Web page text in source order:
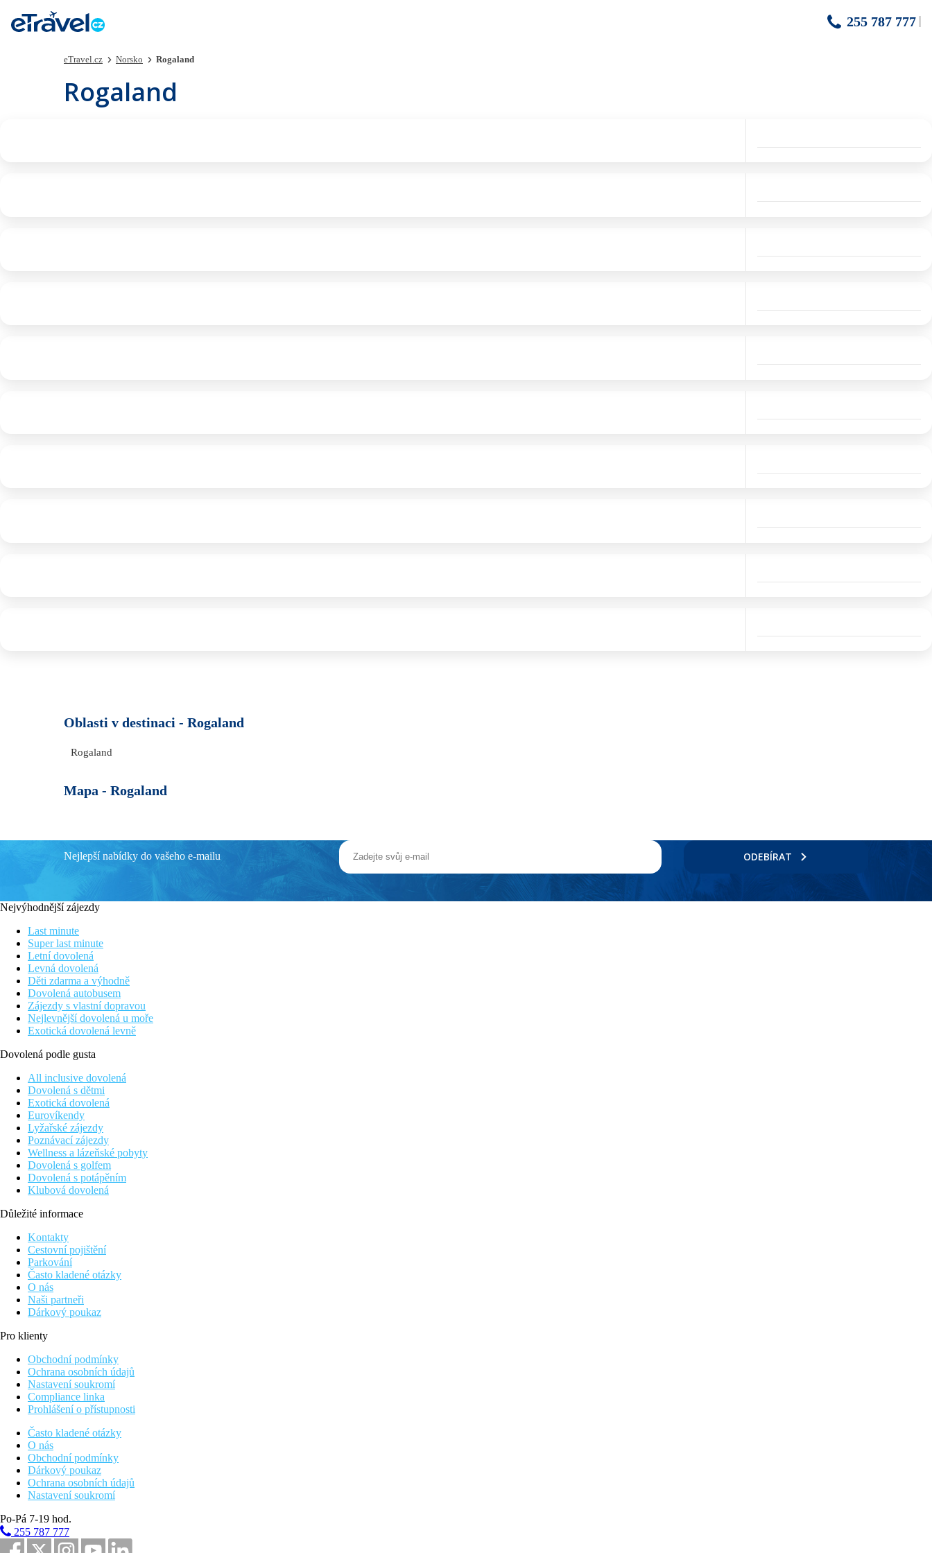
255 787 777
eTravel.cz Norsko Rogaland
Rogaland
Oblasti v destinaci - Rogaland
Rogaland
Mapa - Rogaland
Nejlepší nabídky do vašeho e-mailu ODEBÍRAT
Nejvýhodnější zájezdy
Last minute
Super last minute
Letní dovolená
Levná dovolená
Děti zdarma a výhodně
Dovolená autobusem
Zájezdy s vlastní dopravou
Nejlevnější dovolená u moře
Exotická dovolená levně
Dovolená podle gusta
All inclusive dovolená
Dovolená s dětmi
Exotická dovolená
Eurovíkendy
Lyžařské zájezdy
Poznávací zájezdy
Wellness a lázeňské pobyty
Dovolená s golfem
Dovolená s potápěním
Klubová dovolená
Důležité informace
Kontakty
Cestovní pojištění
Parkování
Často kladené otázky
O nás
Naši partneři
Dárkový poukaz
Pro klienty
Obchodní podmínky
Ochrana osobních údajů
Nastavení soukromí
Compliance linka
Prohlášení o přístupnosti
Často kladené otázky
O nás
Obchodní podmínky
Dárkový poukaz
Ochrana osobních údajů
Nastavení soukromí
Po-Pá 7-19 hod.
255 787 777